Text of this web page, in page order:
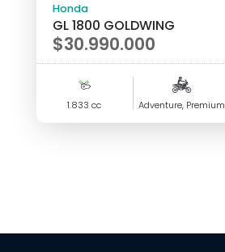
Honda
GL 1800 GOLDWING
$30.990.000
1.833 cc Adventure, Premium